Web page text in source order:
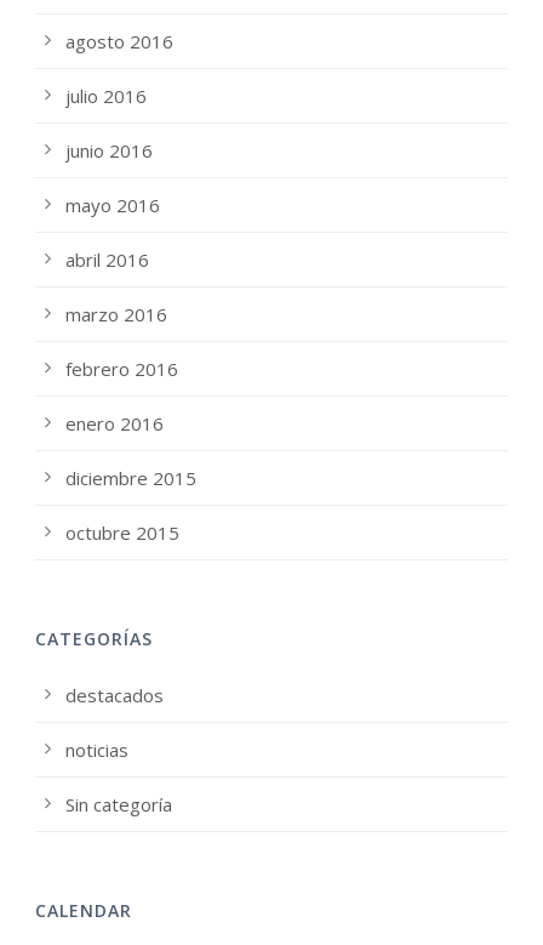
agosto 2016
julio 2016
junio 2016
mayo 2016
abril 2016
marzo 2016
febrero 2016
enero 2016
diciembre 2015
octubre 2015
CATEGORÍAS
destacados
noticias
Sin categoría
CALENDAR